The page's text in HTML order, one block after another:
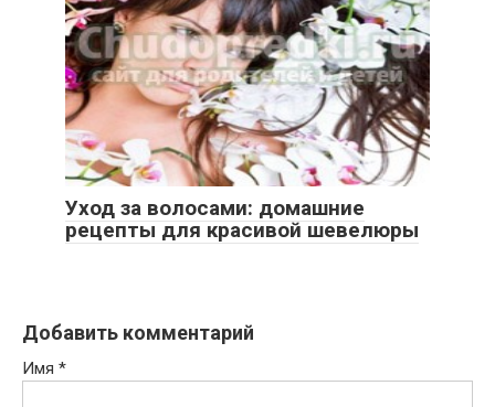
Уход за волосами: домашние
рецепты для красивой шевелюры
Добавить комментарий
Имя *